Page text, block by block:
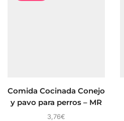
Comida Cocinada Conejo
y pavo para perros – MR
BONES
3,76€